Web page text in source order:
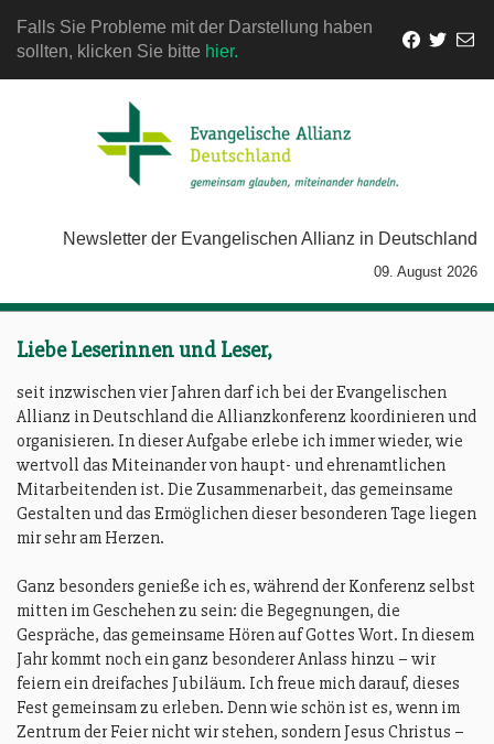
Falls Sie Probleme mit der Darstellung haben
sollten, klicken Sie bitte hier.
Newsletter der Evangelischen Allianz in Deutschland
09. August 2026
Liebe Leserinnen und Leser,
seit inzwischen vier Jahren darf ich bei der Evangelischen
Allianz in Deutschland die Allianzkonferenz koordinieren und
organisieren. In dieser Aufgabe erlebe ich immer wieder, wie
wertvoll das Miteinander von haupt- und ehrenamtlichen
Mitarbeitenden ist. Die Zusammenarbeit, das gemeinsame
Gestalten und das Ermöglichen dieser besonderen Tage liegen
mir sehr am Herzen.
Ganz besonders genieße ich es, während der Konferenz selbst
mitten im Geschehen zu sein: die Begegnungen, die
Gespräche, das gemeinsame Hören auf Gottes Wort. In diesem
Jahr kommt noch ein ganz besonderer Anlass hinzu – wir
feiern ein dreifaches Jubiläum. Ich freue mich darauf, dieses
Fest gemeinsam zu erleben. Denn wie schön ist es, wenn im
Zentrum der Feier nicht wir stehen, sondern Jesus Christus –